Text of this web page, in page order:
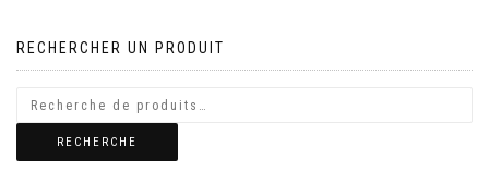
l’article
RECHERCHER UN PRODUIT
RECHERCHE